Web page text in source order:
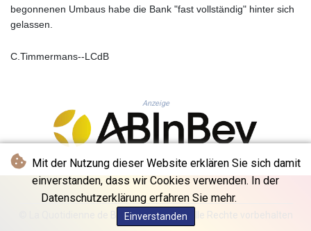
Mit der Nutzung dieser Website erklären Sie sich damit
einverstanden, dass wir Cookies verwenden. In der
Datenschutzerklärung erfahren Sie mehr.
Einverstanden
HUF 365.333043
IRR
1584113.947438
ISK 142.468329
JEP 0.856369
JMD 182.981857
JOD 0.816908
JPY 182.455111
KES 149.049537
KGS 100.760472
begonnenen Umbaus habe die Bank "fast vollständig" hinter sich
gelassen.
C.Timmermans--LCdB
Anzeige
© La Quotidienne de Bruxelles - 2026 - Alle Rechte vorbehalten